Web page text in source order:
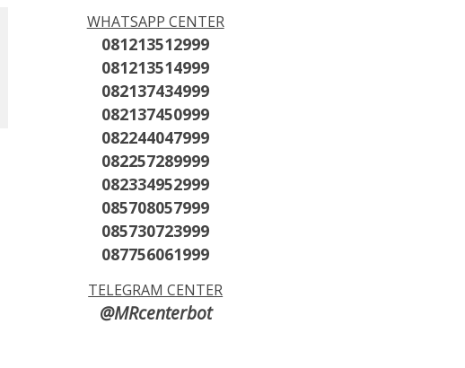
WHATSAPP CENTER
081213512999
081213514999
082137434999
082137450999
082244047999
082257289999
082334952999
085708057999
085730723999
087756061999
TELEGRAM CENTER
@MRcenterbot